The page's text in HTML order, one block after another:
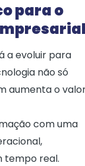
para o
a evoluir para
não só
aumenta o
com uma
tempo real.